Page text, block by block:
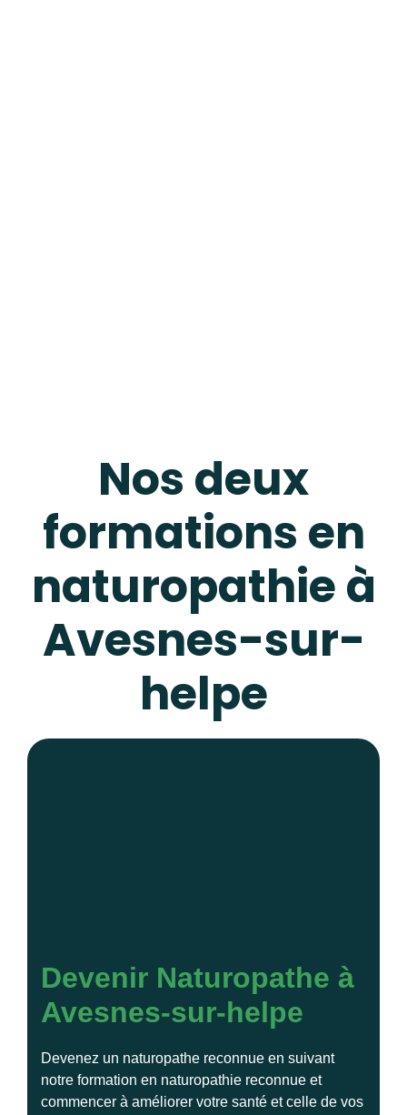
Nos deux
formations en
naturopathie à
Avesnes-sur-
helpe
Devenir Naturopathe à
Avesnes-sur-helpe
Devenez un naturopathe reconnue en suivant
notre formation en naturopathie reconnue et
commencer à améliorer votre santé et celle de vos